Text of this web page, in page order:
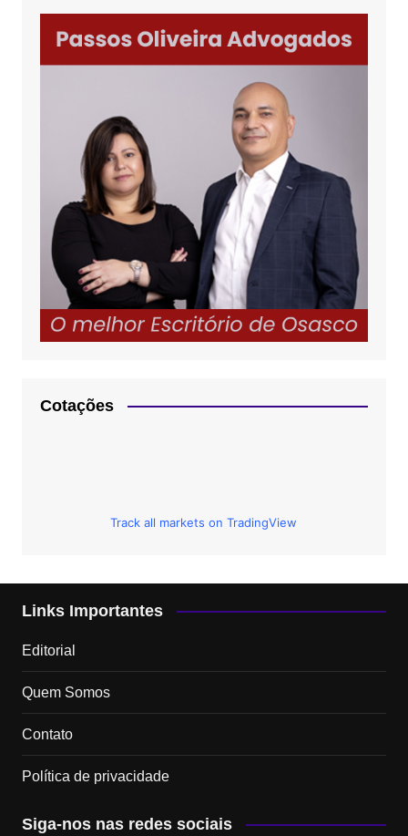
Cotações
Track all markets on TradingView
Links Importantes
Editorial
Quem Somos
Contato
Política de privacidade
Siga-nos nas redes sociais